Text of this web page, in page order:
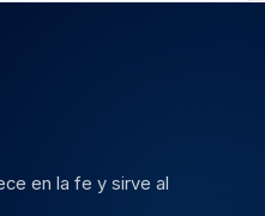
en la fe y sirve al